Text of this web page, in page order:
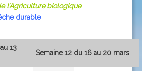
l’Agriculture biologique
durable
13
Semaine 12 du 16 au 20 mars